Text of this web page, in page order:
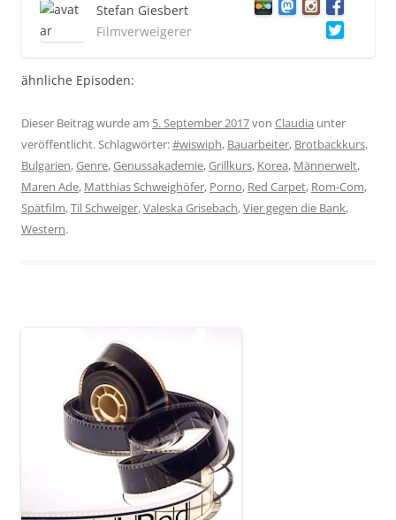
Stefan Giesbert
Filmverweigerer
ähnliche Episoden:
Dieser Beitrag wurde am 5. September 2017von Claudia unter
veröffentlicht. Schlagwörter:#wiswiph, Bauarbeiter, Brotbackkurs,
Bulgarien,Genre,Genussakademie,Grillkurs, Korea, Männerwelt,
Maren Ade, Matthias Schweighöfer, Porno, Red Carpet, Rom-Com,
Spätfilm,Til Schweiger,Valeska Grisebach,Vier gegen die Bank,
Western.